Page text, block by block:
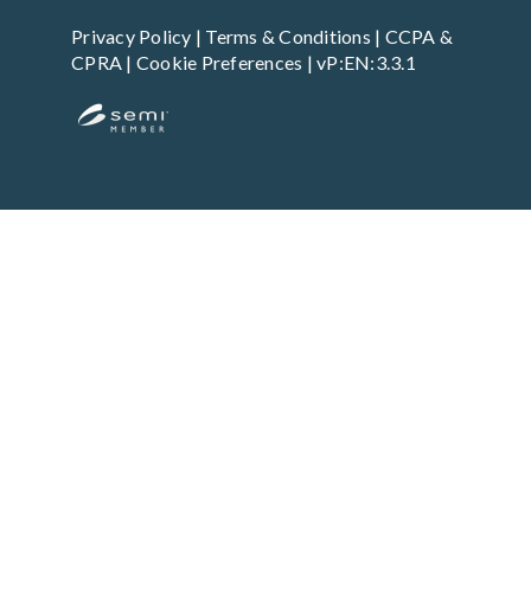
Privacy Policy | Terms & Conditions | CCPA &
CPRA | Cookie Preferences | vP:EN:3.3.1